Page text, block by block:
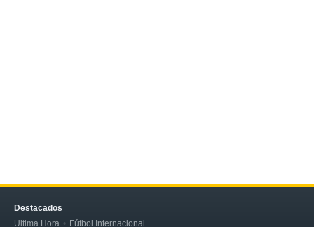
Destacados
Última Hora
Fútbol Internacional